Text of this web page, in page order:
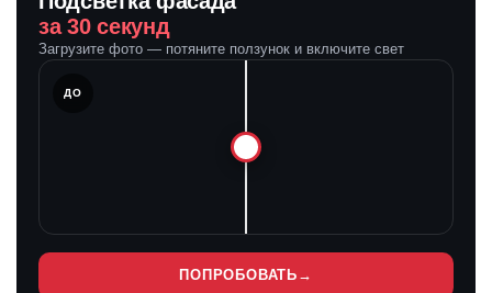
за 30 секунд
Загрузите фото — потяните ползунок и включите свет
ДО
ПОПРОБОВАТЬ →